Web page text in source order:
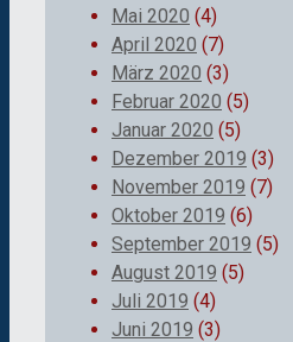
Mai 2020 (4)
April 2020 (7)
März 2020 (3)
Februar 2020 (5)
Januar 2020 (5)
Dezember 2019 (3)
November 2019 (7)
Oktober 2019 (6)
September 2019 (5)
August 2019 (5)
Juli 2019 (4)
Juni 2019 (3)